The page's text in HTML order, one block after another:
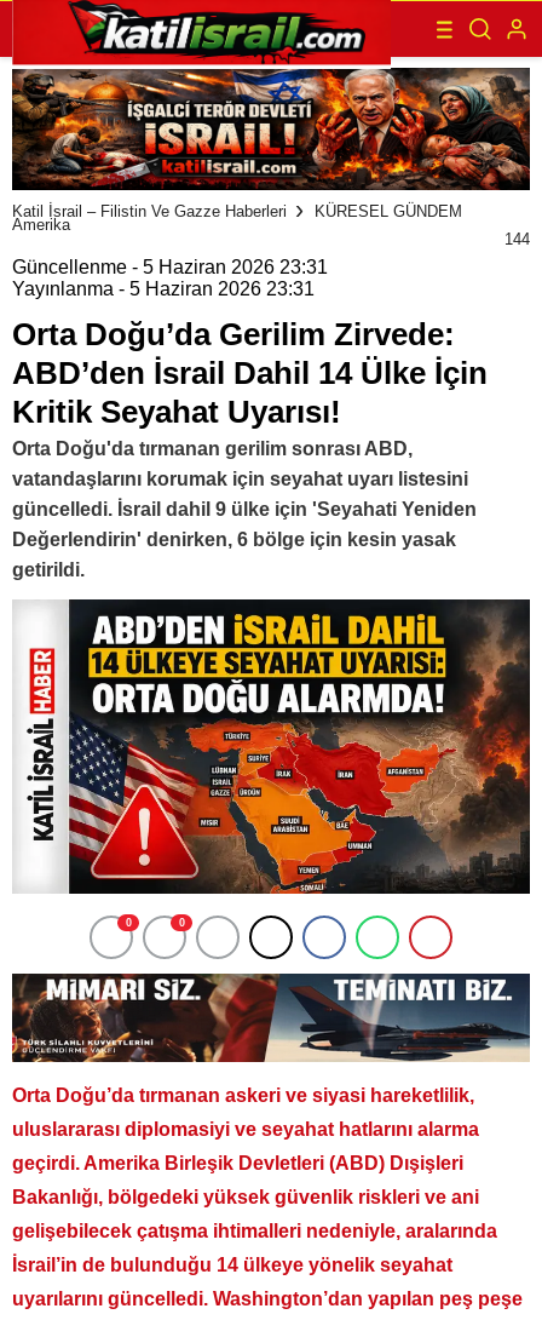
Katil İsrail – Filistin Ve Gazze Haberleri KÜRESEL GÜNDEM
Amerika
144
Güncellenme - 5 Haziran 2026 23:31
Yayınlanma - 5 Haziran 2026 23:31
Orta Doğu’da Gerilim Zirvede:
ABD’den İsrail Dahil 14 Ülke İçin
Kritik Seyahat Uyarısı!
Orta Doğu'da tırmanan gerilim sonrası ABD,
vatandaşlarını korumak için seyahat uyarı listesini
güncelledi. İsrail dahil 9 ülke için 'Seyahati Yeniden
Değerlendirin' denirken, 6 bölge için kesin yasak
getirildi.
0 0
Orta Doğu’da tırmanan askeri ve siyasi hareketlilik,
uluslararası diplomasiyi ve seyahat hatlarını alarma
geçirdi. Amerika Birleşik Devletleri (ABD) Dışişleri
Bakanlığı, bölgedeki yüksek güvenlik riskleri ve ani
gelişebilecek çatışma ihtimalleri nedeniyle, aralarında
İsrail’in de bulunduğu 14 ülkeye yönelik seyahat
uyarılarını güncelledi. Washington’dan yapılan peş peşe